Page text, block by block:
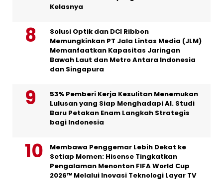
Kelasnya
Solusi Optik dan DCI Ribbon
Memungkinkan PT Jala Lintas Media (JLM)
Memanfaatkan Kapasitas Jaringan
Bawah Laut dan Metro Antara Indonesia
dan Singapura
53% Pemberi Kerja Kesulitan Menemukan
Lulusan yang Siap Menghadapi AI. Studi
Baru Petakan Enam Langkah Strategis
bagi Indonesia
Membawa Penggemar Lebih Dekat ke
Setiap Momen: Hisense Tingkatkan
Pengalaman Menonton FIFA World Cup
2026™ Melalui Inovasi Teknologi Layar TV